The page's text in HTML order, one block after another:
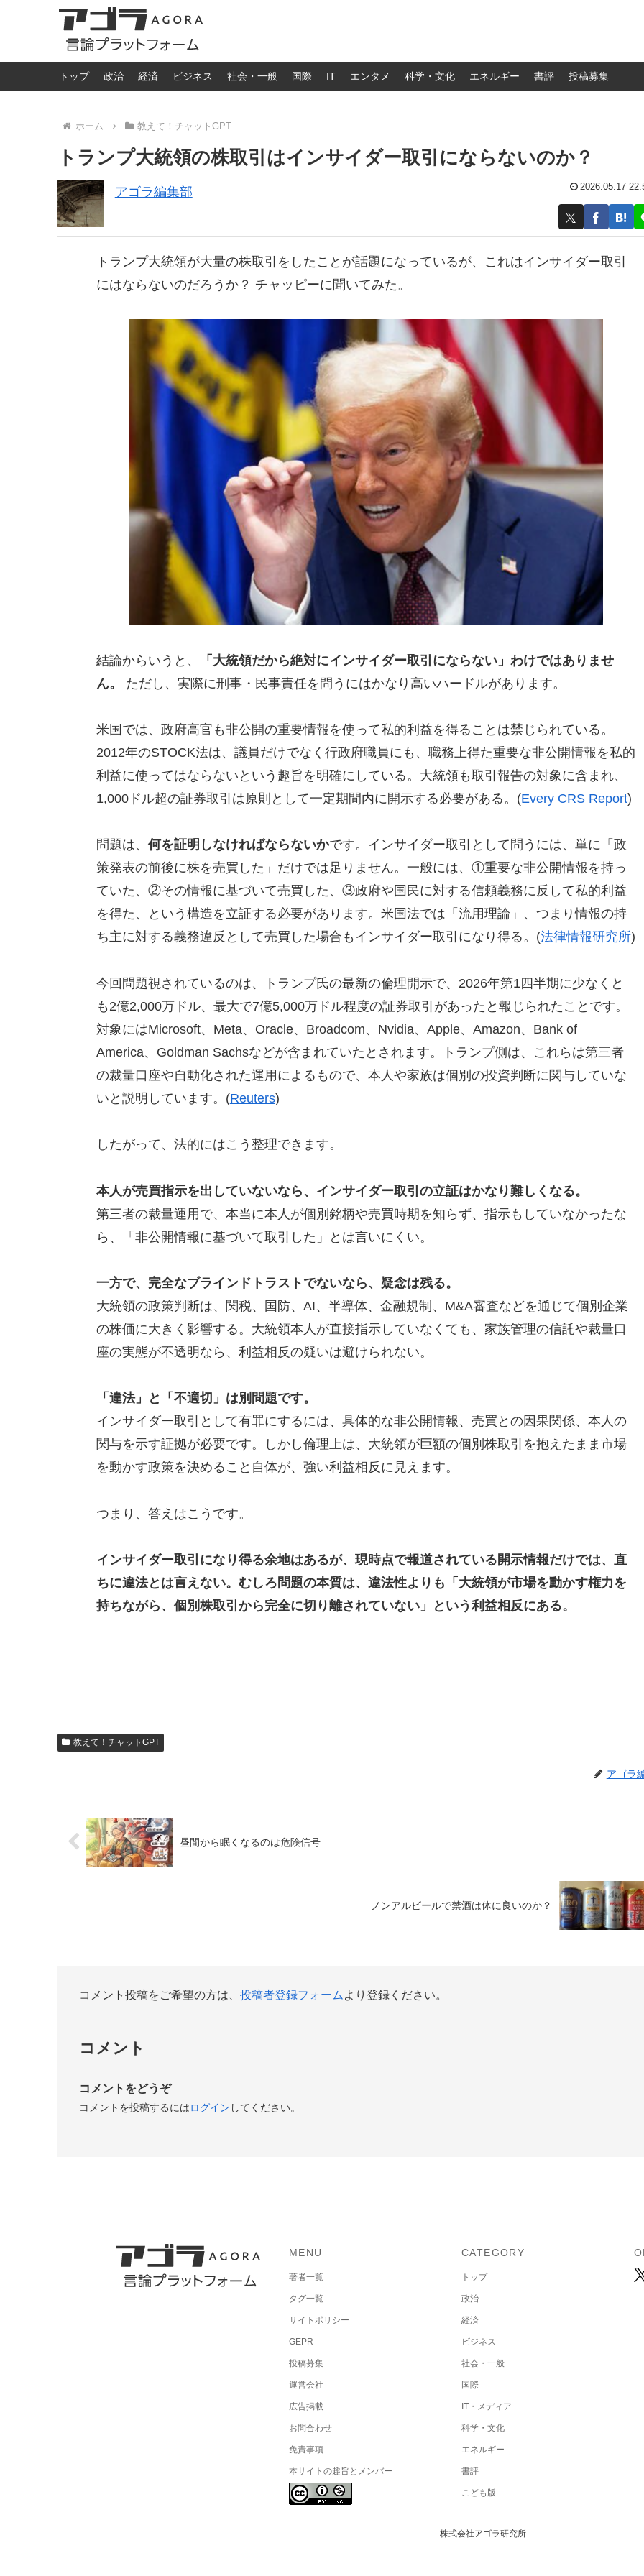
トップ 政治 経済 ビジネス 社会・一般 国際 IT エンタメ 科学・文化 エネルギー 書評 投稿募集
ホーム 教えて！チャットGPT
トランプ大統領の株取引はインサイダー取引にならないのか？
アゴラ編集部 2026.05.17
トランプ大統領が大量の株取引をしたことが話題になっているが、これはインサイダー取引
にはならないのだろうか？ チャッピーに聞いてみた。
結論からいうと、
「大統領だから絶対にインサイダー取引にならない」わけではありませ
ん。
ただし、実際に刑事・民事責任を問うにはかなり高いハードルがあります。
米国では、政府高官も非公開の重要情報を使って私的利益を得ることは禁じられている。
2012年のSTOCK法は、議員だけでなく行政府職員にも、職務上得た重要な非公開情報を私的
利益に使ってはならないという趣旨を明確にしている。大統領も取引報告の対象に含まれ、
1,000ドル超の証券取引は原則として一定期間内に開示する必要がある。(Every CRS Report)
問題は、 何を証明しなければならないかです。インサイダー取引として問うには、単に「政
策発表の前後に株を売買した」だけでは足りません。一般には、①重要な非公開情報を持っ
ていた、②その情報に基づいて売買した、③政府や国民に対する信頼義務に反して私的利益
を得た、という構造を立証する必要があります。米国法では「流用理論」、つまり情報の持
ち主に対する義務違反として売買した場合もインサイダー取引になり得る。(法律情報研究所)
今回問題視されているのは、トランプ氏の最新の倫理開示で、2026年第1四半期に少なくと
も2億2,000万ドル、最大で7億5,000万ドル程度の証券取引があったと報じられたことです。
対象にはMicrosoft、Meta、Oracle、Broadcom、Nvidia、Apple、Amazon、Bank of
America、Goldman Sachsなどが含まれていたとされます。トランプ側は、これらは第三者
の裁量口座や自動化された運用によるもので、本人や家族は個別の投資判断に関与していな
いと説明しています。(Reuters)
したがって、法的にはこう整理できます。
本人が売買指示を出していないなら、インサイダー取引の立証はかなり難しくなる。
第三者の裁量運用で、本当に本人が個別銘柄や売買時期を知らず、指示もしていなかったな
ら、「非公開情報に基づいて取引した」とは言いにくい。
一方で、完全なブラインドトラストでないなら、疑念は残る。
大統領の政策判断は、関税、国防、AI、半導体、金融規制、M&A審査などを通じて個別企業
の株価に大きく影響する。大統領本人が直接指示していなくても、家族管理の信託や裁量口
座の実態が不透明なら、利益相反の疑いは避けられない。
「違法」と「不適切」は別問題です。
インサイダー取引として有罪にするには、具体的な非公開情報、売買との因果関係、本人の
関与を示す証拠が必要です。しかし倫理上は、大統領が巨額の個別株取引を抱えたまま市場
を動かす政策を決めること自体が、強い利益相反に見えます。
つまり、答えはこうです。
インサイダー取引になり得る余地はあるが、現時点で報道されている開示情報だけでは、直
ちに違法とは言えない。むしろ問題の本質は、違法性よりも「大統領が市場を動かす権力を
持ちながら、個別株取引から完全に切り離されていない」という利益相反にある。
教えて！チャットGPT
アゴラ
昼間から眠くなるのは危険信号
ノンアルビールで禁酒は体に良いのか？
コメント投稿をご希望の方は、 投稿者登録フォームより登録ください。
コメント
コメントをどうぞ
コメントを投稿するにはログイン してください。
MENU
著者一覧
タグ一覧
サイトポリシー
GEPR
投稿募集
運営会社
広告掲載
お問合わせ
免責事項
本サイトの趣旨とメンバー
CATEGORY
トップ
政治
経済
ビジネス
社会・一般
国際
IT・メディア
科学・文化
エネルギー
書評
こども版
株式会社アゴラ研究所